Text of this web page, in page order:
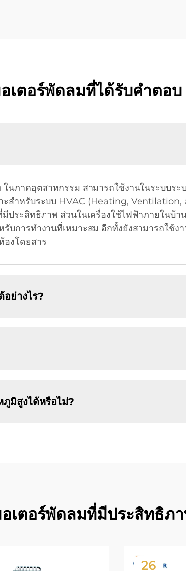
เตอร์พัดลมที่ได้รับคำตอบ
ในภาคอุตสาหกรรม สามารถใช้งานในระบบร
ะสำหรับระบบ HVAC (Heating, Ventilation,
ะสิทธิภาพ ส่วนในเครื่องใช้ไฟฟ้าภายในบ้าน
บการทำงานที่เหมาะสม อีกทั้งยังสามารถใช้ง
องโดยสาร
ย่างไร?
มิสูงได้หรือไม่?
อเตอร์พัดลมที่มีประสิทธิภ
26